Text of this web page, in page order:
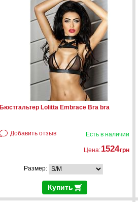
Бюстгальтер Lolitta Embrace Bra bra
Добавить отзыв Есть в наличии
Цена:1524грн
Размер:
Купить